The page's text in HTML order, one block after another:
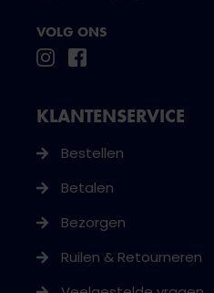
VOLG ONS
KLANTENSERVICE
Bestellen
Betalen
Bezorgen
Ruilen & Retourneren